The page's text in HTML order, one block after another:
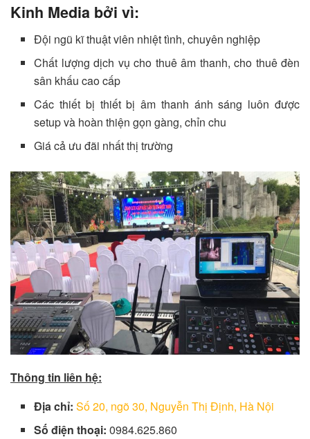
Kinh Media bởi vì:
Đội ngũ kĩ thuật viên nhiệt tình, chuyên nghiệp
Chất lượng dịch vụ cho thuê âm thanh, cho thuê đèn
sân khấu cao cấp
Các thiết bị thiết bị âm thanh ánh sáng luôn được
setup và hoàn thiện gọn gàng, chỉn chu
Giá cả ưu đãi nhất thị trường
Thông tin liên hệ:
Địa chỉ: Số 20, ngõ 30, Nguyễn Thị Định, Hà Nội
Số điện thoại: 0984.625.860